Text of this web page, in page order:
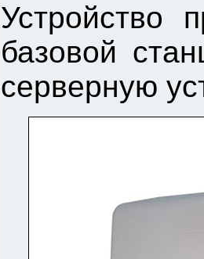
Устройство
базовой
серверную